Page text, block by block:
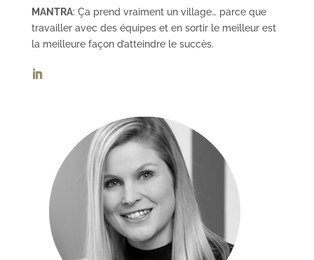
MANTRA: Ça prend vraiment un village… parce que
travailler avec des équipes et en sortir le meilleur est
la meilleure façon d’atteindre le succès.